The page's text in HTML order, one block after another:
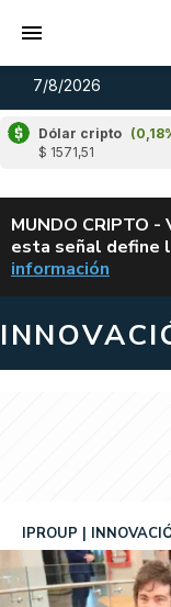
7/8/2026
Dólar cripto
$ 1571,51
MUNDO CRIPTO
esta señal define
información
IPROUP